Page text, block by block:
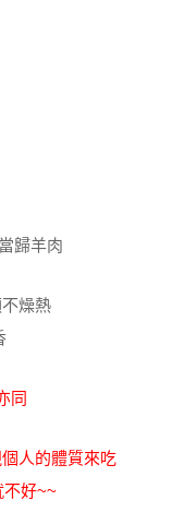
歸羊肉
燥熱
同
人的體質來吃
不好~~